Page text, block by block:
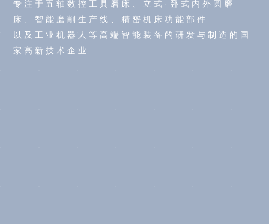
专注于五轴数控工具磨床、立式·卧式内外圆磨
床、智能磨削生产线、精密机床功能部件
以及工业机器人等高端智能装备的研发与制造的国
家高新技术企业